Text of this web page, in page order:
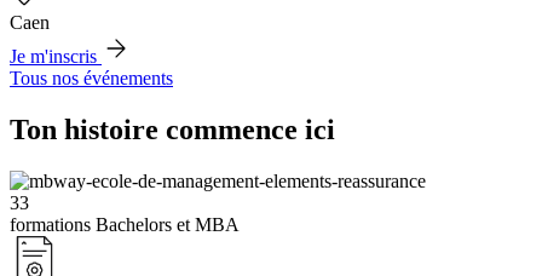
Caen
Je m'inscris
Tous nos événements
Ton histoire commence ici
33
formations Bachelors et MBA